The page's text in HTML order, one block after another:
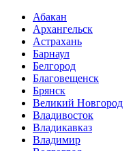
Абакан
Архангельск
Астрахань
Барнаул
Белгород
Благовещенск
Брянск
Великий Новгород
Владивосток
Владикавказ
Владимир